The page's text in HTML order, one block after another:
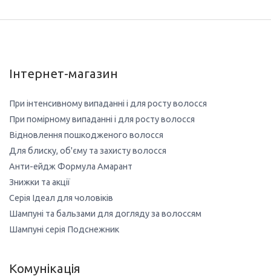
Інтернет-магазин
При інтенсивному випаданні і для росту волосся
При помірному випаданні і для росту волосся
Відновлення пошкодженого волосся
Для блиску, об'єму та захисту волосся
Анти-ейдж Формула Амарант
Знижки та акції
Серія Ідеал для чоловіків
Шампуні та бальзами для догляду за волоссям
Шампуні серія Подснежник
Комунікація